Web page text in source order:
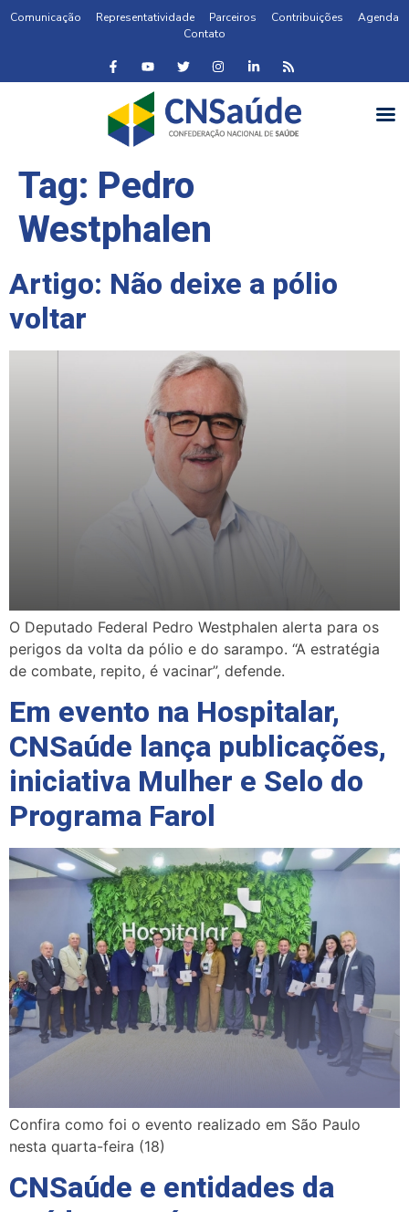
Comunicação Representatividade Parceiros Contribuições
Agenda
Contato
Tag: Pedro
Westphalen
Artigo: Não deixe a pólio
voltar
O Deputado Federal Pedro Westphalen alerta para os
perigos da volta da pólio e do sarampo. “A estratégia
de combate, repito, é vacinar”, defende.
Em evento na Hospitalar,
CNSaúde lança publicações,
iniciativa Mulher e Selo do
Programa Farol
Confira como foi o evento realizado em São Paulo
nesta quarta-feira (18)
CNSaúde e entidades da